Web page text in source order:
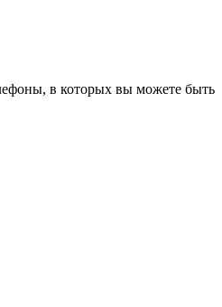
в которых вы можете быть